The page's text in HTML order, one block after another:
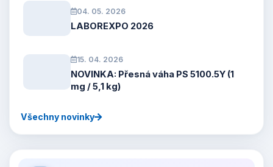
04. 05. 2026
LABOREXPO 2026
15. 04. 2026
NOVINKA: Přesná váha PS 5100.5Y (1
mg / 5,1 kg)
Všechny novinky